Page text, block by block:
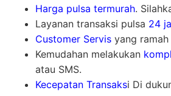
Harga pulsa termurah.
Layanan transaksi pulsa 24
Customer Servis yang
Kemudahan melakukan
atau SMS.
Kecepatan Transaksi Di